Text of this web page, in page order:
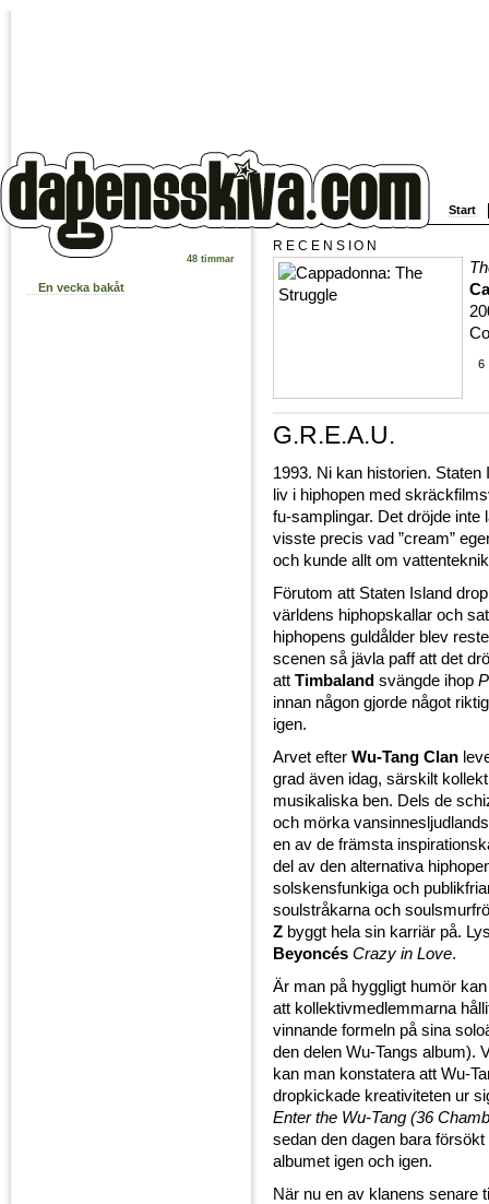
Start
48 timmar
En vecka bakåt
RECENSION
6
G.R.E.A.U.
1993. Ni kan historien. Staten
liv i hiphopen med
fu-samplingar. Det dröjde inte
visste precis vad ”cream”
och kunde allt om
Förutom att Staten Island
världens hiphopskallar och
hiphopens guldålder blev
scenen så jävla paff att det
att Timbaland svängde ihop
innan någon gjorde något
igen.
Arvet efter Wu-Tang Clan
grad även idag, särskilt
musikaliska ben. Dels de
och mörka
en av de främsta
del av den alternativa
solskensfunkiga och
soulstråkarna och
Z byggt hela sin karriär på.
Beyoncés Crazy in Love.
Är man på hyggligt humör
att kollektivmedlemmarna
vinnande formeln på sina
den delen Wu-Tangs album).
kan man konstatera att Wu-
dropkickade kreativiteten ur
Enter the Wu-Tang (36
sedan den dagen bara försökt
albumet igen och igen.
När nu en av klanens senare